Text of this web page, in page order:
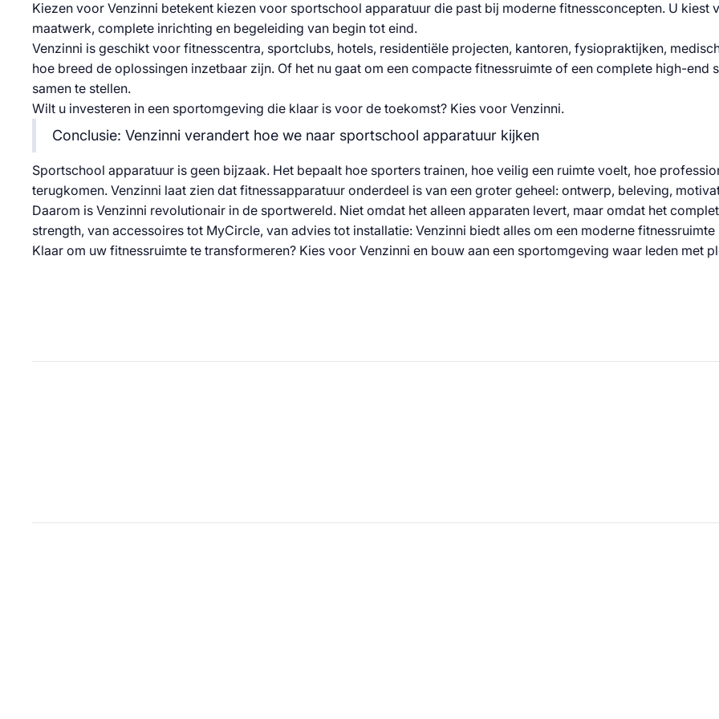
Kiezen voor Venzinni betekent kiezen voor sportschool apparatuur die past bij moderne fitnessconcepten. U
maatwerk, complete inrichting en begeleiding van begin tot eind.
Venzinni is geschikt voor fitnesscentra, sportclubs, hotels, residentiële projecten, kantoren, fysiopraktijken,
hoe breed de oplossingen inzetbaar zijn. Of het nu gaat om een compacte fitnessruimte of een complete high-
samen te stellen.
Wilt u investeren in een sportomgeving die klaar is voor de toekomst? Kies voor Venzinni.
Conclusie: Venzinni verandert hoe we naar sportschool apparatuur kijken
Sportschool apparatuur is geen bijzaak. Het bepaalt hoe sporters trainen, hoe veilig een ruimte voelt, hoe
terugkomen. Venzinni laat zien dat fitnessapparatuur onderdeel is van een groter geheel: ontwerp, beleving,
Daarom is Venzinni revolutionair in de sportwereld. Niet omdat het alleen apparaten levert, maar omdat het
strength, van accessoires tot MyCircle, van advies tot installatie: Venzinni biedt alles om een moderne
Klaar om uw fitnessruimte te transformeren? Kies voor Venzinni en bouw aan een sportomgeving waar leden met